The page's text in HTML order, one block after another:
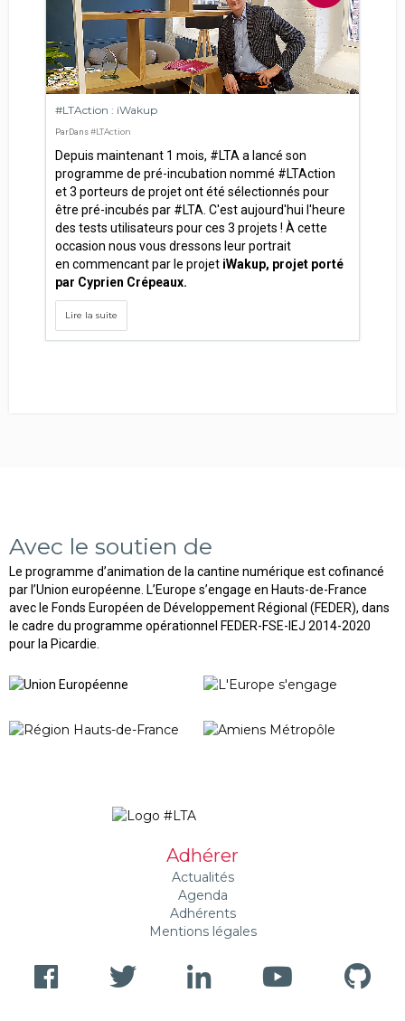
#LTAction : iWakup
ParDans #LTAction
Depuis maintenant 1 mois, #LTA a lancé son
programme de pré-incubation nommé #LTAction
et 3 porteurs de projet ont été sélectionnés pour
être pré-incubés par #LTA. C'est aujourd'hui l'heure
des tests utilisateurs pour ces 3 projets ! À cette
occasion nous vous dressons leur portrait
en commencant par le projet iWakup, projet porté
par Cyprien Crépeaux.
Lire la suite
Avec le soutien de
Le programme d’animation de la cantine numérique est cofinancé
par l’Union européenne. L’Europe s’engage en Hauts-de-France
avec le Fonds Européen de Développement Régional (FEDER), dans
le cadre du programme opérationnel FEDER-FSE-IEJ 2014-2020
pour la Picardie.
Adhérer
Actualités
Agenda
Adhérents
Mentions légales